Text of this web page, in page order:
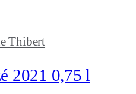
Thibert
2021 0,75 l